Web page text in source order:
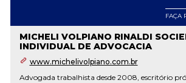
FAÇA
MICHELI VOLPIANO RINALDI
INDIVIDUAL DE ADVOCACIA
www.michelivolpiano.com.br
Advogada trabalhista desde 2008, escritório